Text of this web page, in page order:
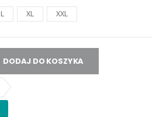
L XL XXL
DODAJ DO KOSZYKA